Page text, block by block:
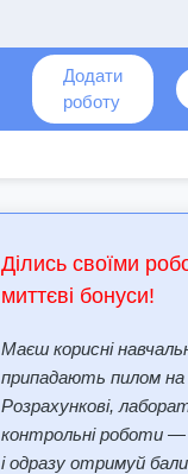
Додати
роботу
Ділись своїми
миттєві бонуси!
Маєш корисні
припадають пилом
Розрахункові,
контрольні роботи —
і одразу отримуй